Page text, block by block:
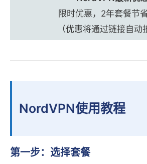
限时优惠，2年套餐节
（优惠将通过链接自动
NordVPN使用教程
第一步：选择套餐